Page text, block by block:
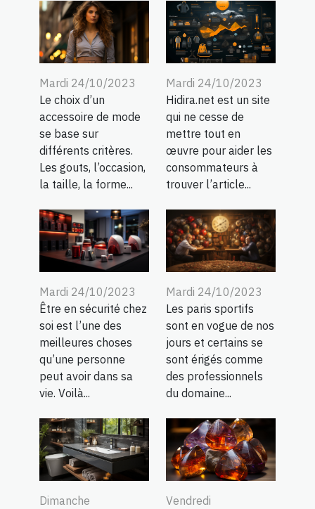
Mardi 24/10/2023
Le choix d’un
accessoire de mode
se base sur
différents critères.
Les gouts, l’occasion,
la taille, la forme...
Mardi 24/10/2023
Hidira.net est un site
qui ne cesse de
mettre tout en
œuvre pour aider les
consommateurs à
trouver l’article...
Mardi 24/10/2023
Être en sécurité chez
soi est l’une des
meilleures choses
qu’une personne
peut avoir dans sa
vie. Voilà...
Mardi 24/10/2023
Les paris sportifs
sont en vogue de nos
jours et certains se
sont érigés comme
des professionnels
du domaine...
Dimanche
Vendredi